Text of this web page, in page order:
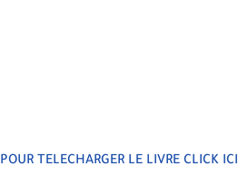
POUR TELECHARGER LE LIVRE CLICK ICI